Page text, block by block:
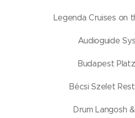
Legenda Cruises on
Audioguide
Budapest
Bécsi Szelet
Drum Langosh